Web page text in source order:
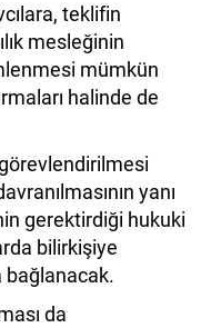
teklifin
mesleğinin
mümkün
halinde de
yanı
gerektirdiği hukuki
bilirkişiye
bağlanacak.
da